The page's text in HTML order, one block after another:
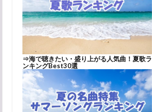
⇒海で聴きたい・盛り上がる人気曲！夏歌ラ
ンキングBest30選